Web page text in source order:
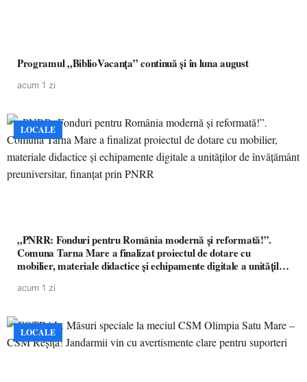
Programul „BiblioVacanța” continuă și în luna august
acum 1 zi
LOCALE
„PNRR: Fonduri pentru România modernă și reformată!”.
Comuna Tarna Mare a finalizat proiectul de dotare cu
mobilier, materiale didactice și echipamente digitale a unităților
acum 1 zi
LOCALE